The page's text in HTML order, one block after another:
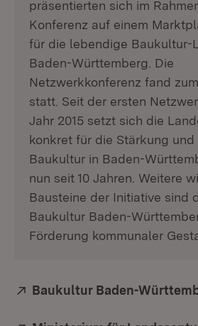
präsentierten sich im
Konferenz auf einem
für die lebendige Baukultur-
Baden-Württemberg. Die
Netzwerkkonferenz fand
statt. Seit der ersten
Jahr 2015 setzt sich die
konkret für die Stärkung
Baukultur in Baden-
nun seit 10 Jahren. Weitere
Bausteine der Initiative sind
Baukultur Baden-
Förderung kommunaler
Extern:
Baukultur Baden-